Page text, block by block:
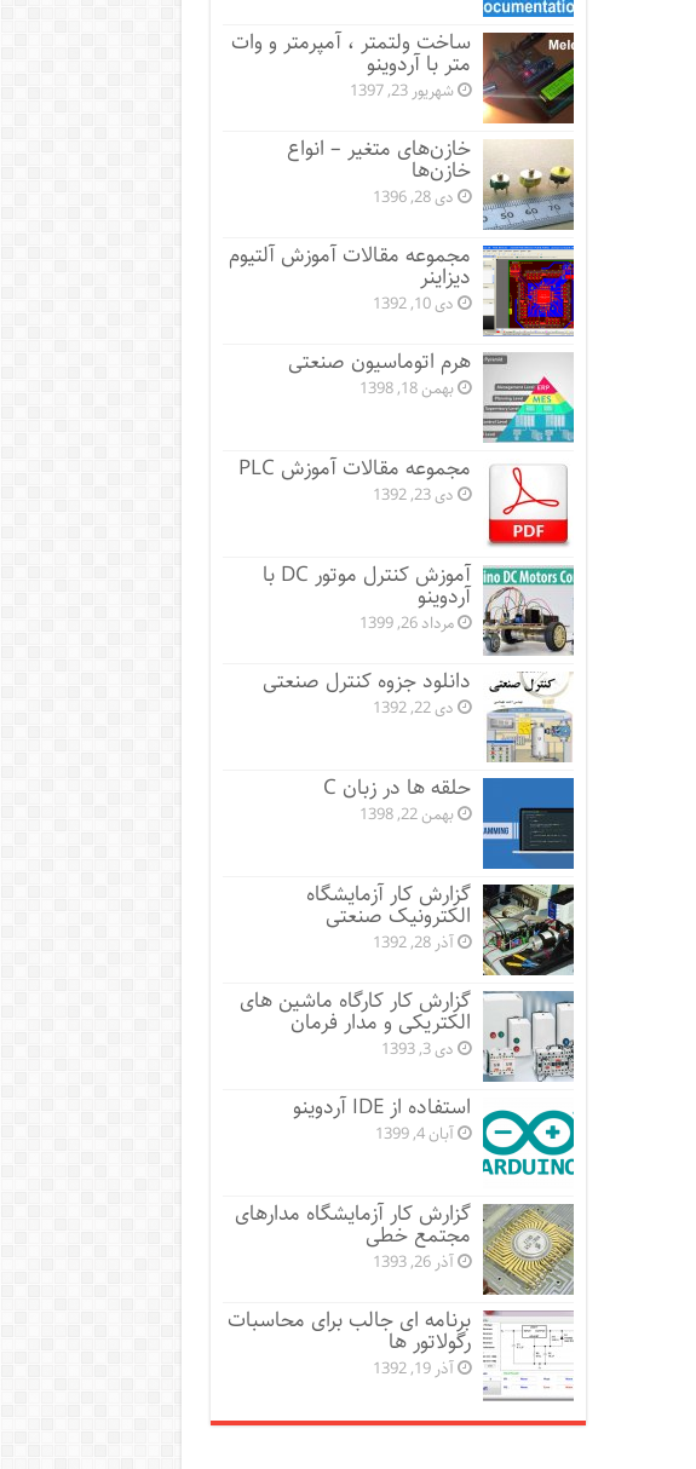
ساخت ولتمتر ، آمپرمتر و وات
متر با آردوینو
شهریور 23, 1397
خازن‌های متغیر – انواع
خازن‌ها
دی 28, 1396
مجموعه مقالات آموزش آلتیوم
دیزاینر
دی 10, 1392
هرم اتوماسیون صنعتی
بهمن 18, 1398
مجموعه مقالات آموزش PLC
دی 23, 1392
آموزش کنترل موتور DC با
آردوینو
مرداد 26, 1399
دانلود جزوه کنترل صنعتی
دی 22, 1392
حلقه ها در زبان C
بهمن 22, 1398
گزارش کار آزمایشگاه
الکترونیک صنعتی
آذر 28, 1392
گزارش کار کارگاه ماشین های
الکتریکی و مدار فرمان
دی 3, 1393
استفاده از IDE آردوینو
آبان 4, 1399
گزارش کار آزمایشگاه مدارهای
مجتمع خطی
آذر 26, 1393
برنامه ای جالب برای محاسبات
رگولاتور ها
آذر 19, 1392